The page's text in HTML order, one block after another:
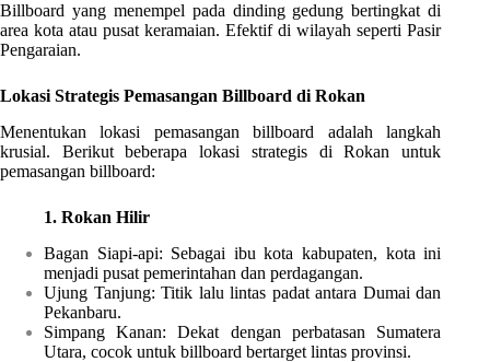
Billboard yang menempel pada dinding gedung bertingkat di
area kota atau pusat keramaian. Efektif di wilayah seperti Pasir
Pengaraian.
Lokasi Strategis Pemasangan Billboard di Rokan
Menentukan lokasi pemasangan billboard adalah langkah
krusial. Berikut beberapa lokasi strategis di Rokan untuk
pemasangan billboard:
1. Rokan Hilir
Bagan Siapi-api: Sebagai ibu kota kabupaten, kota ini
menjadi pusat pemerintahan dan perdagangan.
Ujung Tanjung: Titik lalu lintas padat antara Dumai dan
Pekanbaru.
Simpang Kanan: Dekat dengan perbatasan Sumatera
Utara, cocok untuk billboard bertarget lintas provinsi.